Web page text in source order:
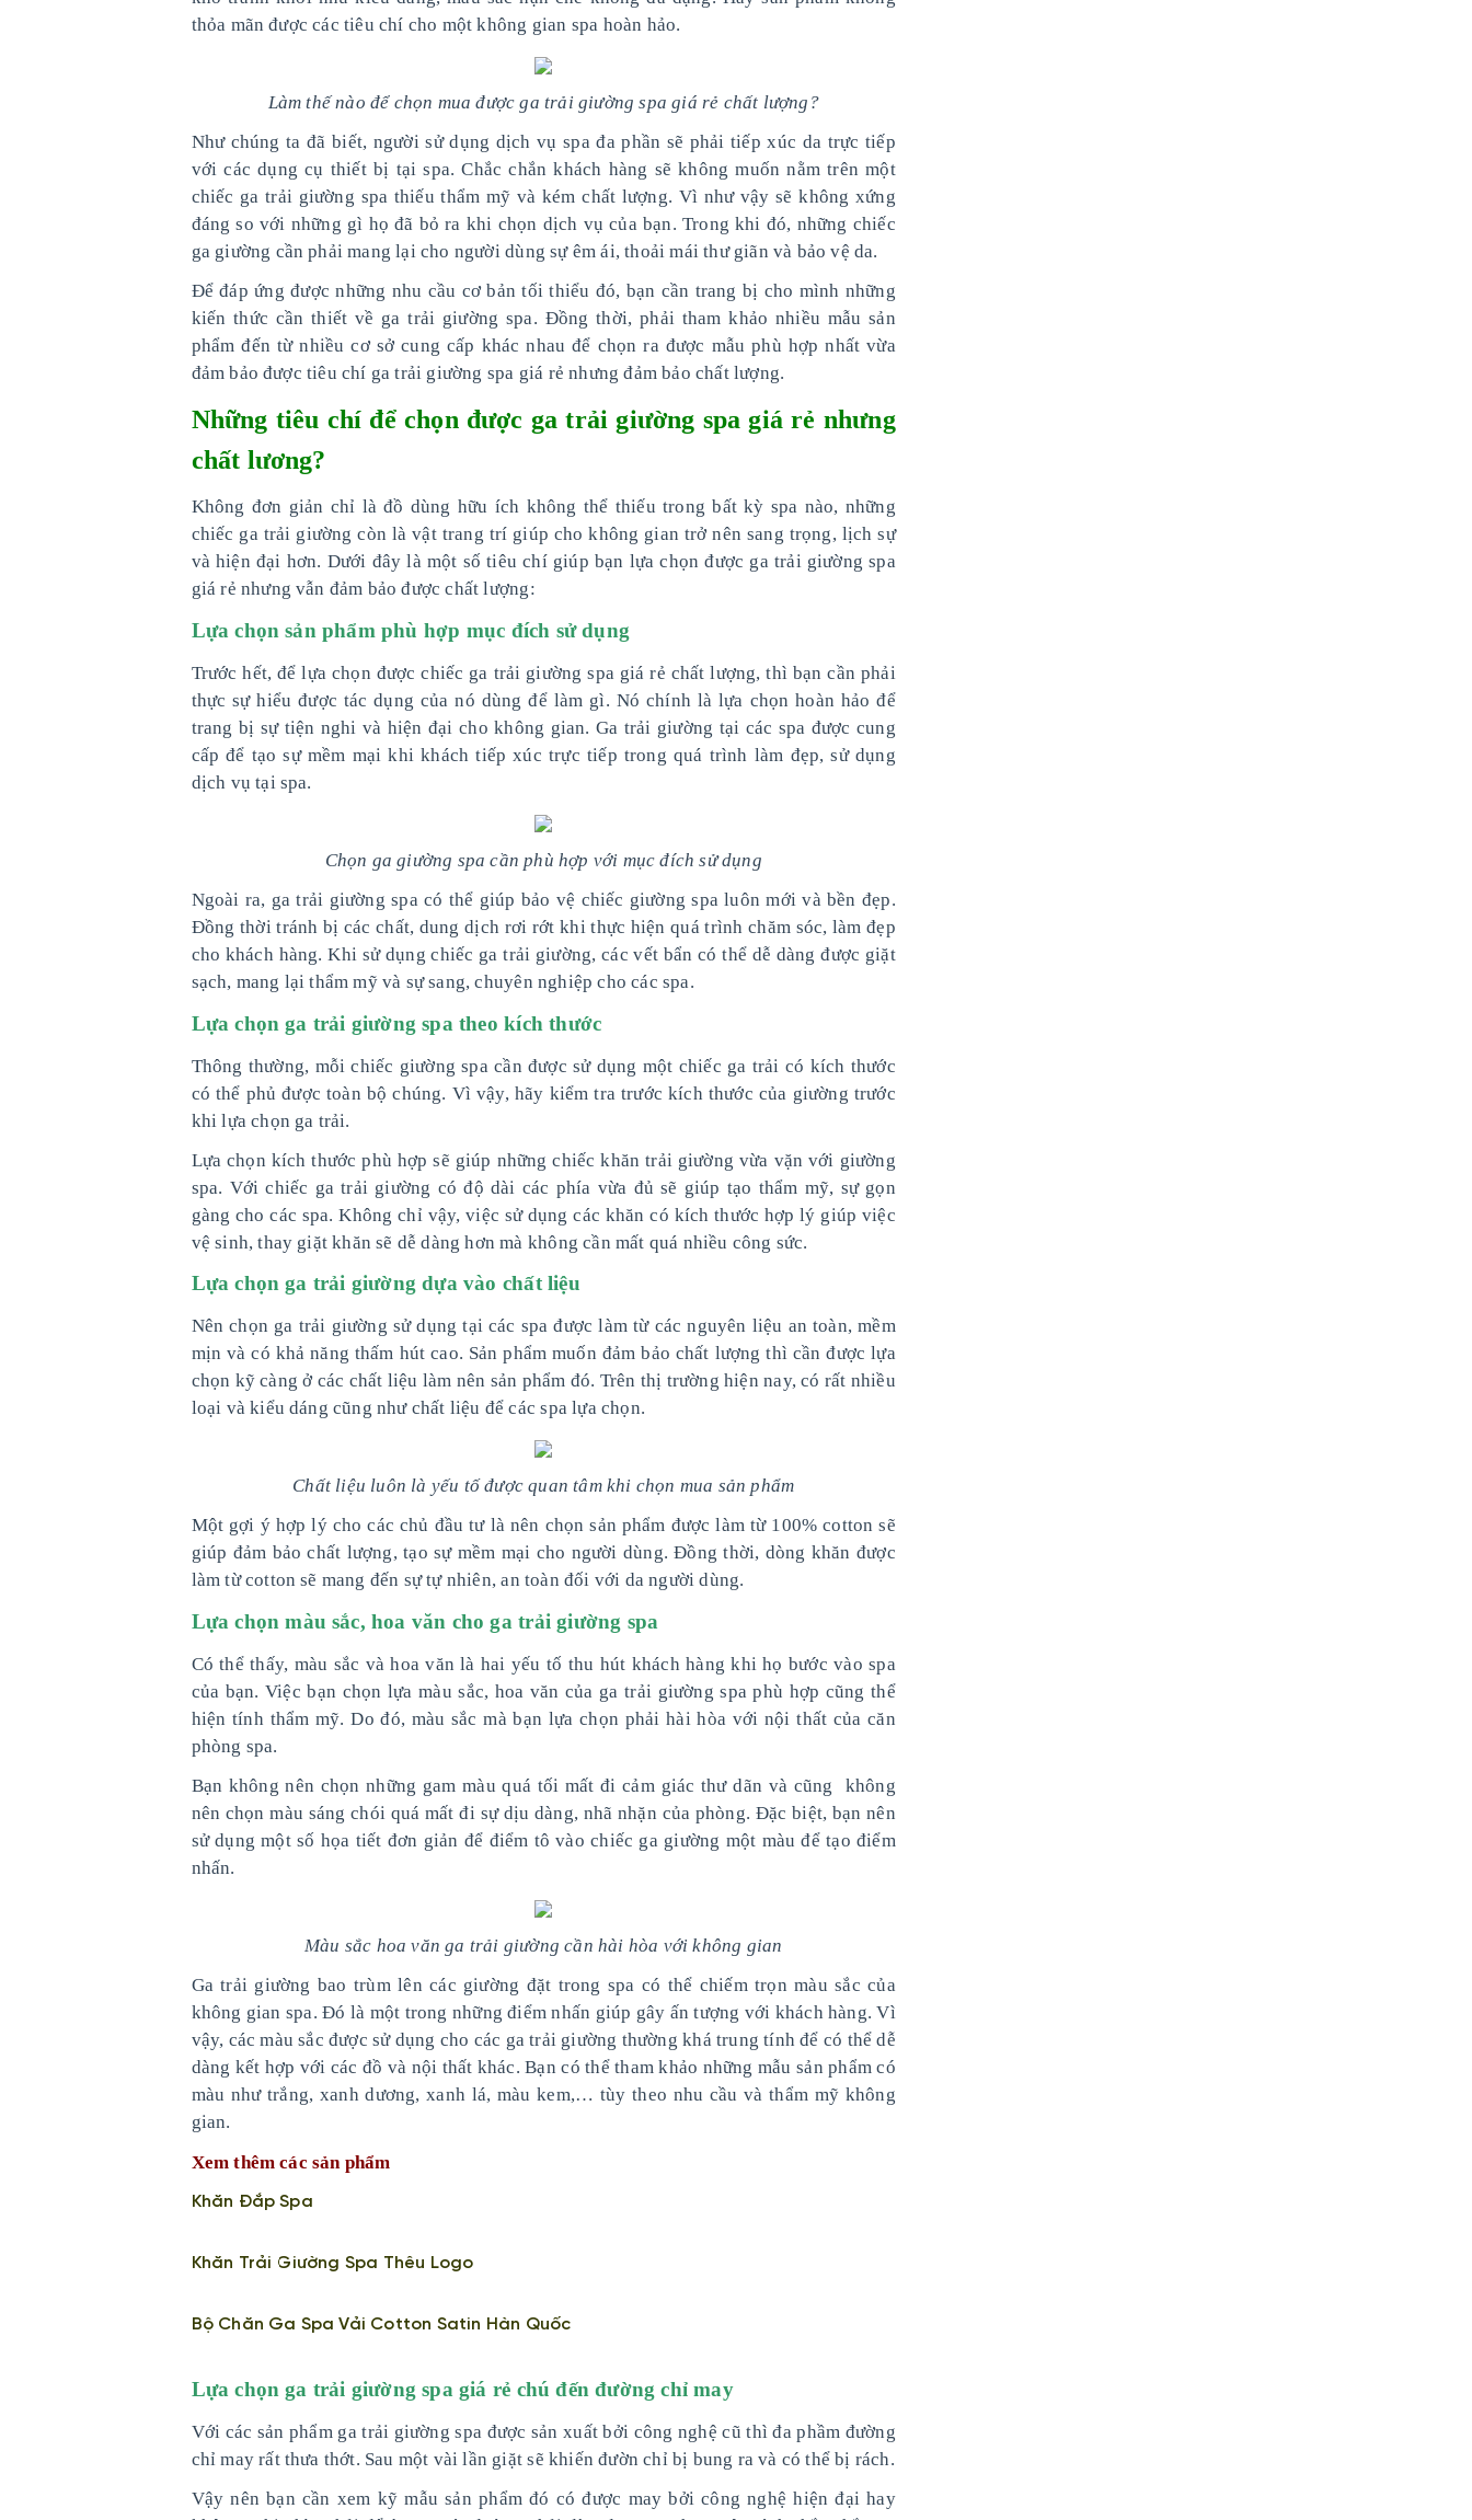
thỏa mãn được các tiêu chí cho một không gian spa hoàn hảo.
Làm thế nào để chọn mua được ga trải giường spa giá rẻ chất lượng?
Như chúng ta đã biết, người sử dụng dịch vụ spa đa phần sẽ phải tiếp xúc da trực tiếp
với các dụng cụ thiết bị tại spa. Chắc chắn khách hàng sẽ không muốn nằm trên một
chiếc ga trải giường spa thiếu thẩm mỹ và kém chất lượng. Vì như vậy sẽ không xứng
đáng so với những gì họ đã bỏ ra khi chọn dịch vụ của bạn. Trong khi đó, những chiếc
ga giường cần phải mang lại cho người dùng sự êm ái, thoải mái thư giãn và bảo vệ da.
Để đáp ứng được những nhu cầu cơ bản tối thiểu đó, bạn cần trang bị cho mình những
kiến thức cần thiết về ga trải giường spa. Đồng thời, phải tham khảo nhiều mẫu sản
phẩm đến từ nhiều cơ sở cung cấp khác nhau để chọn ra được mẫu phù hợp nhất vừa
đảm bảo được tiêu chí ga trải giường spa giá rẻ nhưng đảm bảo chất lượng.
Những tiêu chí để chọn được ga trải giường spa giá rẻ nhưng
chất lương?
Không đơn giản chỉ là đồ dùng hữu ích không thể thiếu trong bất kỳ spa nào, những
chiếc ga trải giường còn là vật trang trí giúp cho không gian trở nên sang trọng, lịch sự
và hiện đại hơn. Dưới đây là một số tiêu chí giúp bạn lựa chọn được ga trải giường spa
giá rẻ nhưng vẫn đảm bảo được chất lượng:
Lựa chọn sản phẩm phù hợp mục đích sử dụng
Trước hết, để lựa chọn được chiếc ga trải giường spa giá rẻ chất lượng, thì bạn cần phải
thực sự hiểu được tác dụng của nó dùng để làm gì. Nó chính là lựa chọn hoàn hảo để
trang bị sự tiện nghi và hiện đại cho không gian. Ga trải giường tại các spa được cung
cấp để tạo sự mềm mại khi khách tiếp xúc trực tiếp trong quá trình làm đẹp, sử dụng
dịch vụ tại spa.
Chọn ga giường spa cần phù hợp với mục đích sử dụng
Ngoài ra, ga trải giường spa có thể giúp bảo vệ chiếc giường spa luôn mới và bền đẹp.
Đồng thời tránh bị các chất, dung dịch rơi rớt khi thực hiện quá trình chăm sóc, làm đẹp
cho khách hàng. Khi sử dụng chiếc ga trải giường, các vết bẩn có thể dễ dàng được giặt
sạch, mang lại thẩm mỹ và sự sang, chuyên nghiệp cho các spa.
Lựa chọn ga trải giường spa theo kích thước
Thông thường, mỗi chiếc giường spa cần được sử dụng một chiếc ga trải có kích thước
có thể phủ được toàn bộ chúng. Vì vậy, hãy kiểm tra trước kích thước của giường trước
khi lựa chọn ga trải.
Lựa chọn kích thước phù hợp sẽ giúp những chiếc khăn trải giường vừa vặn với giường
spa. Với chiếc ga trải giường có độ dài các phía vừa đủ sẽ giúp tạo thẩm mỹ, sự gọn
gàng cho các spa. Không chỉ vậy, việc sử dụng các khăn có kích thước hợp lý giúp việc
vệ sinh, thay giặt khăn sẽ dễ dàng hơn mà không cần mất quá nhiều công sức.
Lựa chọn ga trải giường dựa vào chất liệu
Nên chọn ga trải giường sử dụng tại các spa được làm từ các nguyên liệu an toàn, mềm
mịn và có khả năng thấm hút cao. Sản phẩm muốn đảm bảo chất lượng thì cần được lựa
chọn kỹ càng ở các chất liệu làm nên sản phẩm đó. Trên thị trường hiện nay, có rất nhiều
loại và kiểu dáng cũng như chất liệu để các spa lựa chọn.
Chất liệu luôn là yếu tố được quan tâm khi chọn mua sản phẩm
Một gợi ý hợp lý cho các chủ đầu tư là nên chọn sản phẩm được làm từ 100% cotton sẽ
giúp đảm bảo chất lượng, tạo sự mềm mại cho người dùng. Đồng thời, dòng khăn được
làm từ cotton sẽ mang đến sự tự nhiên, an toàn đối với da người dùng.
Lựa chọn màu sắc, hoa văn cho ga trải giường spa
Có thể thấy, màu sắc và hoa văn là hai yếu tố thu hút khách hàng khi họ bước vào spa
của bạn. Việc bạn chọn lựa màu sắc, hoa văn của ga trải giường spa phù hợp cũng thể
hiện tính thẩm mỹ. Do đó, màu sắc mà bạn lựa chọn phải hài hòa với nội thất của căn
phòng spa.
Bạn không nên chọn những gam màu quá tối mất đi cảm giác thư dãn và cũng không
nên chọn màu sáng chói quá mất đi sự dịu dàng, nhã nhặn của phòng. Đặc biệt, bạn nên
sử dụng một số họa tiết đơn giản để điểm tô vào chiếc ga giường một màu để tạo điểm
nhấn.
Màu sắc hoa văn ga trải giường cần hài hòa với không gian
Ga trải giường bao trùm lên các giường đặt trong spa có thể chiếm trọn màu sắc của
không gian spa. Đó là một trong những điểm nhấn giúp gây ấn tượng với khách hàng. Vì
vậy, các màu sắc được sử dụng cho các ga trải giường thường khá trung tính để có thể dễ
dàng kết hợp với các đồ và nội thất khác. Bạn có thể tham khảo những mẫu sản phẩm có
màu như trắng, xanh dương, xanh lá, màu kem,… tùy theo nhu cầu và thẩm mỹ không
gian.
Xem thêm các sản phẩm
Khăn Đắp Spa
Khăn Trải Giường Spa Thêu Logo
Bộ Chăn Ga Spa Vải Cotton Satin Hàn Quốc
Lựa chọn ga trải giường spa giá rẻ chú đến đường chỉ may
Với các sản phẩm ga trải giường spa được sản xuất bởi công nghệ cũ thì đa phầm đường
chỉ may rất thưa thớt. Sau một vài lần giặt sẽ khiến đườn chỉ bị bung ra và có thể bị rách.
Vậy nên bạn cần xem kỹ mẫu sản phẩm đó có được may bởi công nghệ hiện đại hay